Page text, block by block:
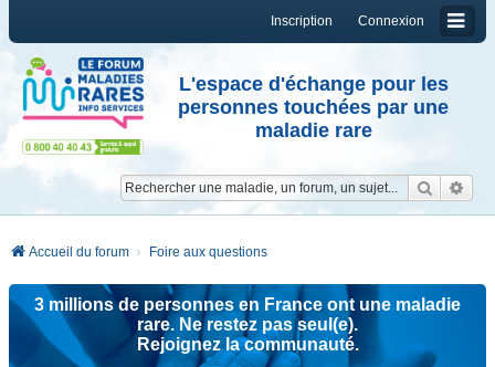
Connexion
Inscription
L'espace d'échange pour les
personnes touchées par une
maladie rare
Accueil du forum Foire aux questions
3 millions de personnes en France ont une maladie
rare. Ne restez pas seul(e).
Rejoignez la communauté.